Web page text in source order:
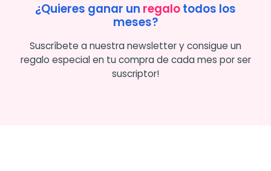
¿Quieres ganar un regalotodos los
meses?
Suscríbete a nuestra newsletter y consigue un
regalo especial en tu compra de cada mes por ser
suscriptor!